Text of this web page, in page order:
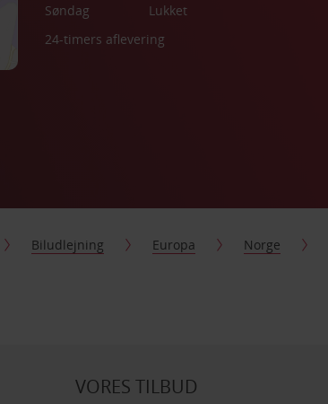
Søndag
Lukket
24-timers aflevering
Biludlejning Europa Norge
VORES TILBUD